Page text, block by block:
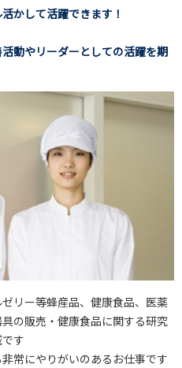
て活躍できます！
リーダーとしての活躍を期
リー等蜂産品、健康食品、医薬
の販売・健康食品に関する研究
す
常にやりがいのあるお仕事です